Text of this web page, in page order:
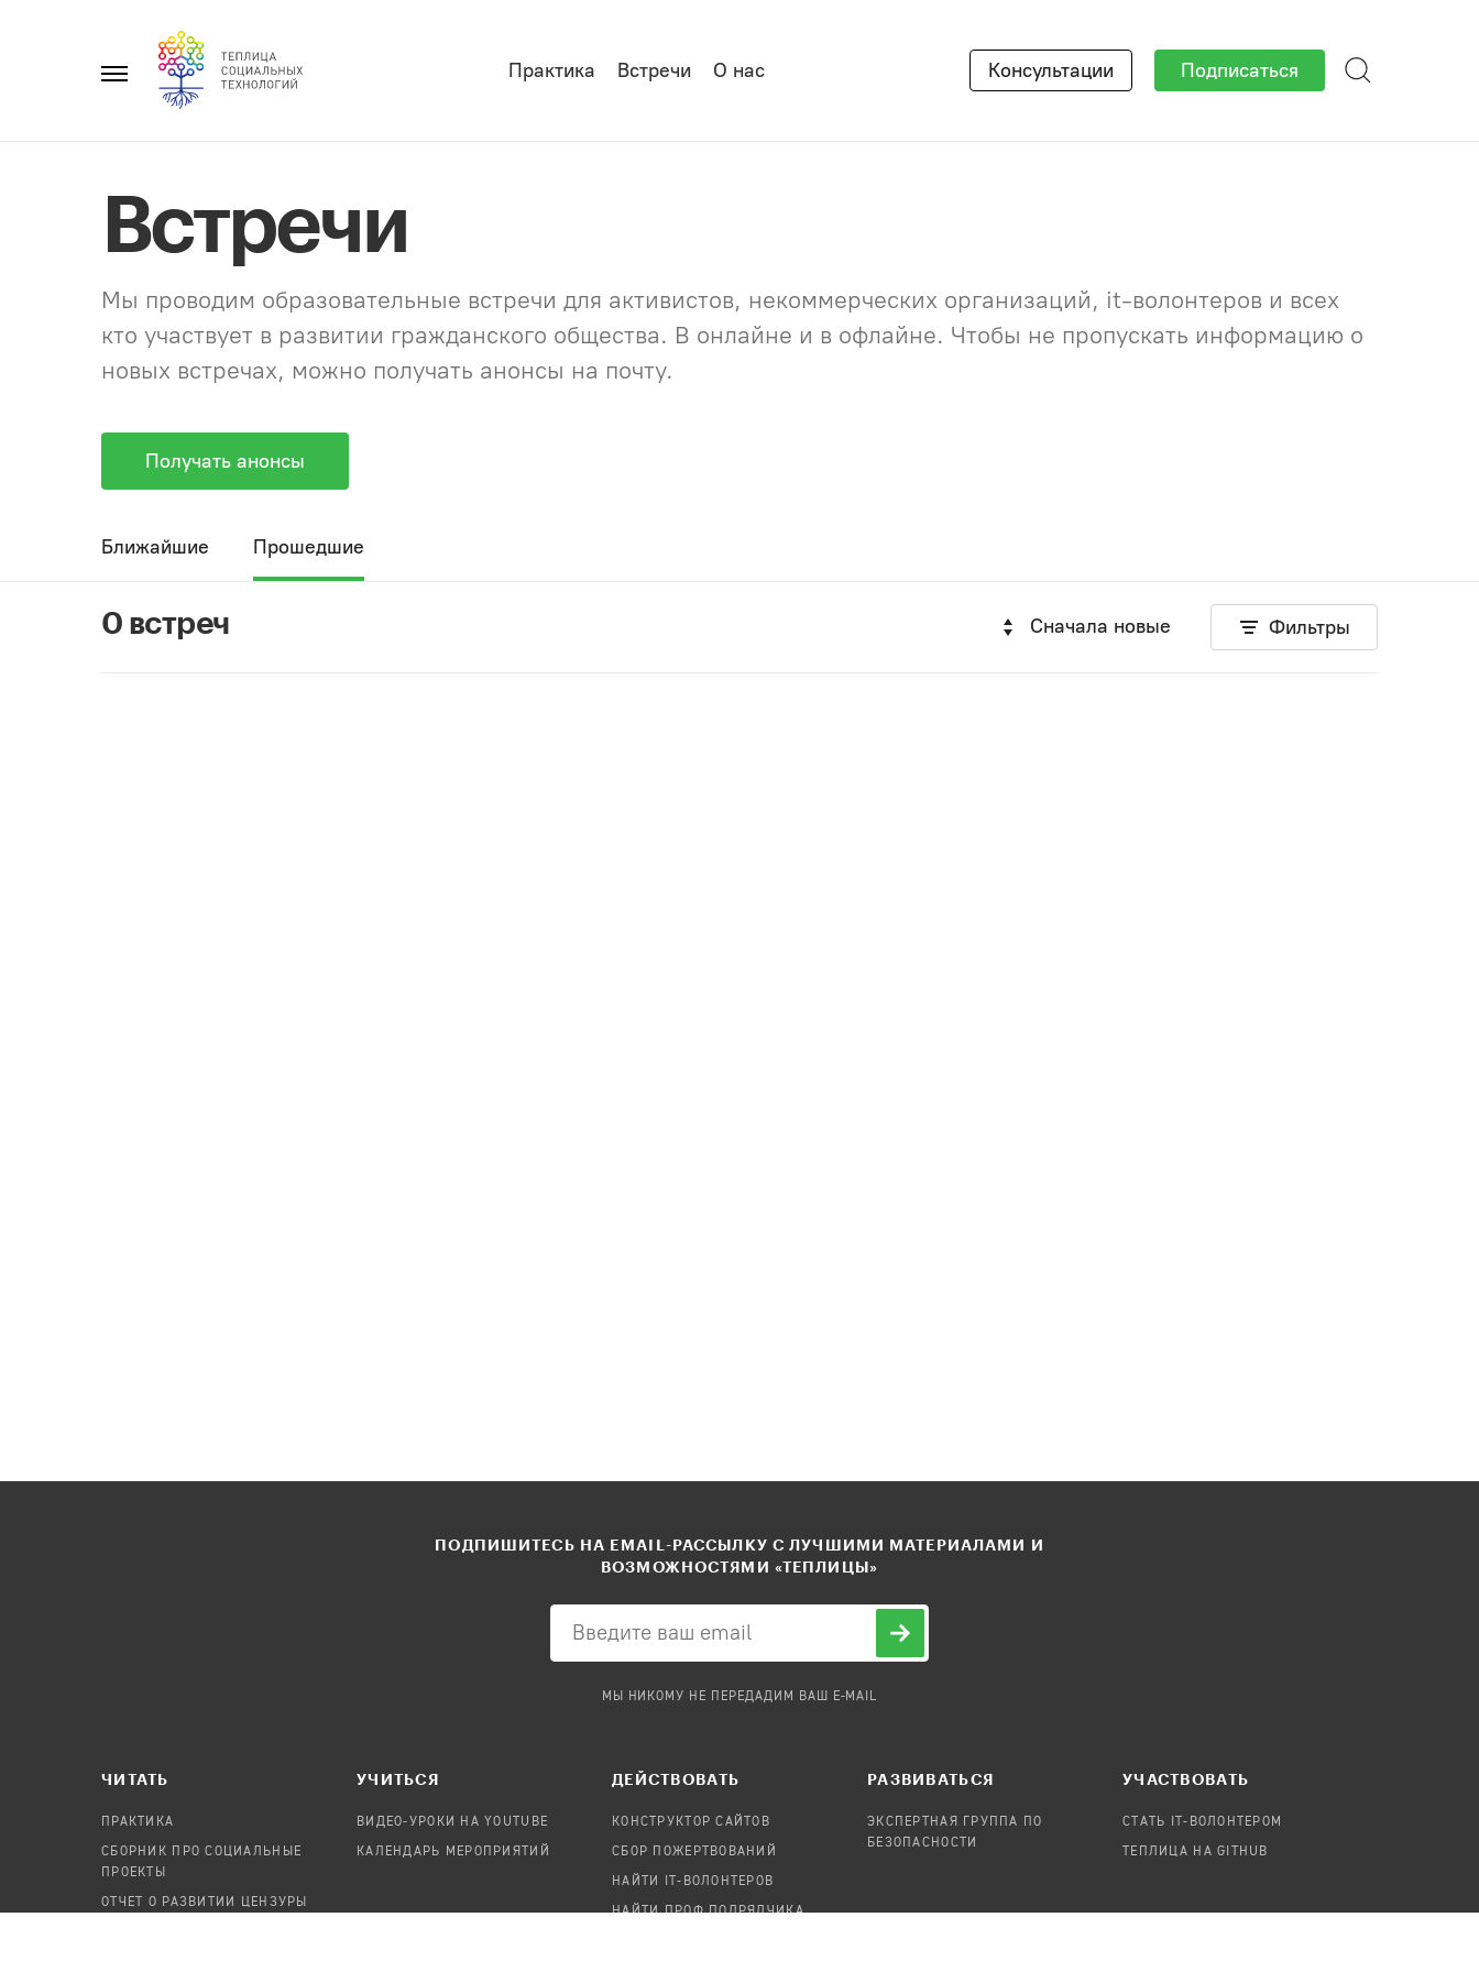
Главное
Практика Встречи О нас Консультации Подписаться
Встречи
Мы проводим образовательные встречи для активистов, некоммерческих организаций, it-волонтеров и всех
кто участвует в развитии гражданского общества. В онлайне и в офлайне. Чтобы не пропускать информацию о
новых встречах, можно получать анонсы на почту.
Получать анонсы
Ближайшие Прошедшие
0 встреч Сначала новые Фильтры
ПОДПИШИТЕСЬ НА EMAIL-РАССЫЛКУ С ЛУЧШИМИ МАТЕРИАЛАМИ И
ВОЗМОЖНОСТЯМИ «ТЕПЛИЦЫ»
МЫ НИКОМУ НЕ ПЕРЕДАДИМ ВАШ E-MAIL
ЧИТАТЬ
ПРАКТИКА
СБОРНИК ПРО СОЦИАЛЬНЫЕ
ПРОЕКТЫ
ОТЧЕТ О РАЗВИТИИ ЦЕНЗУРЫ
УЧИТЬСЯ
ВИДЕО-УРОКИ НА YOUTUBE
КАЛЕНДАРЬ МЕРОПРИЯТИЙ
ДЕЙСТВОВАТЬ
КОНСТРУКТОР САЙТОВ
СБОР ПОЖЕРТВОВАНИЙ
НАЙТИ IT-ВОЛОНТЕРОВ
НАЙТИ ПРОФ.ПОДРЯДЧИКА
РАЗВИВАТЬСЯ
ЭКСПЕРТНАЯ ГРУППА ПО
БЕЗОПАСНОСТИ
УЧАСТВОВАТЬ
СТАТЬ IT-ВОЛОНТЕРОМ
ТЕПЛИЦА НА GITHUB